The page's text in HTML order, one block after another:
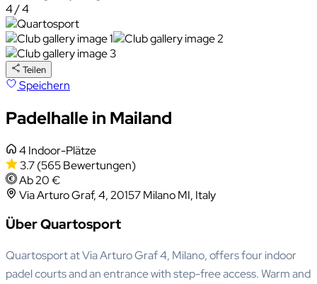
4 / 4
Teilen
Speichern
Padelhalle in Mailand
4 Indoor-Plätze
3.7(565 Bewertungen)
Ab 20 €
Via Arturo Graf, 4, 20157 Milano MI, Italy
Über Quartosport
Quartosport at Via Arturo Graf 4, Milano, offers four indoor
padel courts and an entrance with step-free access. Warm and